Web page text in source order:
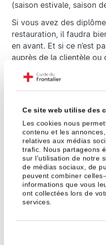
Ce site web utilise des
Les cookies nous
contenu et les
relatives aux médias
trafic. Nous partageons
sur l'utilisation de notre
de médias sociaux, de
peuvent combiner
informations que vous
ont collectées lors de
services.
(saison estivale, saison
Si vous avez des
restauration, il faudra
en avant. Et si ce n’est
auprès de la clientèle ou
pénurie
Vous voulez devenir
moment ! En effet, pour
professionnels en
n’hésitent pas à
travail : horaires plus
élevées, formations en
ou sans diplôme etc.